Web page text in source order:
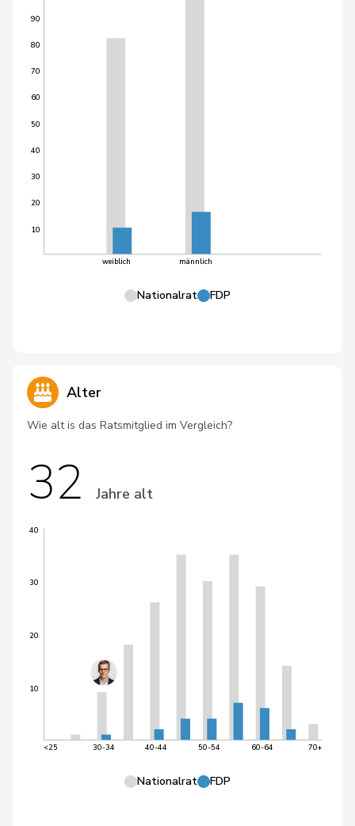
10
20
30
40
50
60
70
80
90
weiblich männlich
Nationalrat FDP
Alter
Wie alt is das Ratsmitglied im Vergleich?
32 Jahre alt
10
20
30
40
<25 30-34 40-44 50-54 60-64 70+
Nationalrat FDP